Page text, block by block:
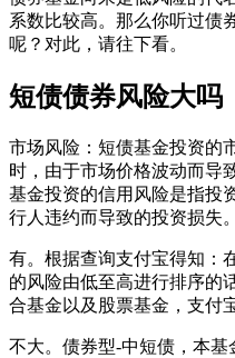
系数比较高。那么你听过债
呢？对此，请往下看。
短债债券风险大吗
市场风险：短债基金投资的
时，由于市场价格波动而导
基金投资的信用风险是指投
行人违约而导致的投资损失。
有。根据查询支付宝得知：
的风险由低至高进行排序的
合基金以及股票基金，支付
不大。债券型-中短债，本